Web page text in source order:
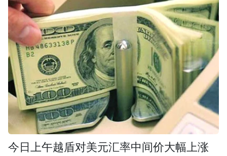
今日上午越盾对美元汇率中间价大幅上涨